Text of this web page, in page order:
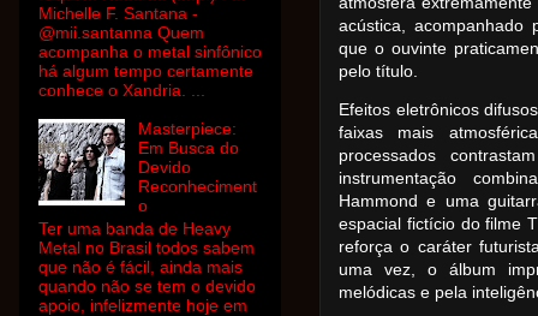
acústica, acompanhado
que o ouvinte
pelo título.
Efeitos eletrônicos
faixas mais
processados
instrumentação
Hammond e uma
espacial fictício do filme
reforça o caráter
uma vez, o álbum
melódicas e pela
Michelle F. Santana -
@mii.santanna Quem
acompanha o metal sinfônico
há algum tempo certamente
conhece o Xandria. ...
Masterpiece:
Em Busca do
Devido
Reconheciment
o
Ter uma banda de Heavy
Metal no Brasil todos sabem
que não é fácil, ainda mais
quando não se tem o devido
apoio, infelizmente hoje em